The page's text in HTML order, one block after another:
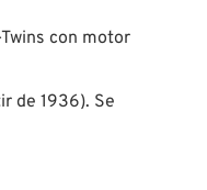
con motor
de 1936). Se